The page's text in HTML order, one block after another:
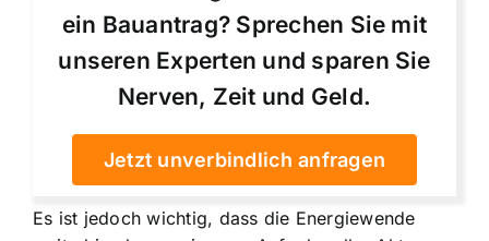
ein Bauantrag? Sprechen Sie mit
unseren Experten und sparen Sie
Nerven, Zeit und Geld.
Jetzt unverbindlich anfragen
Es ist jedoch wichtig, dass die Energiewende